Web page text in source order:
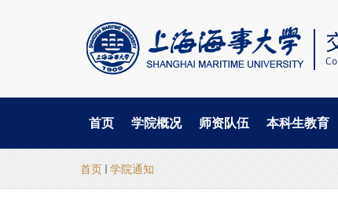
到
首页 学院概况 师资队伍 本科生教育
当
前
首页 学院通知